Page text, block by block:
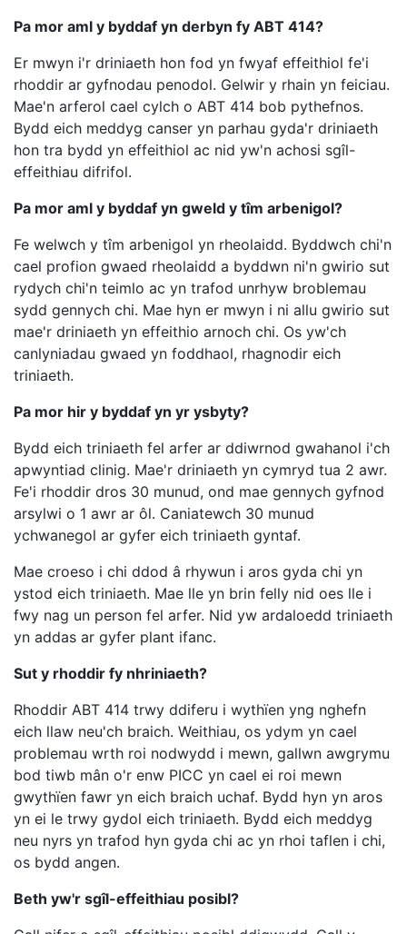
Pa mor aml y byddaf yn derbyn fy ABT 414?
Er mwyn i'r driniaeth hon fod yn fwyaf effeithiol fe'i
rhoddir ar gyfnodau penodol. Gelwir y rhain yn feiciau.
Mae'n arferol cael cylch o ABT 414 bob pythefnos.
Bydd eich meddyg canser yn parhau gyda'r driniaeth
hon tra bydd yn effeithiol ac nid yw'n achosi sgîl-
effeithiau difrifol.
Pa mor aml y byddaf yn gweld y tîm arbenigol?
Fe welwch y tîm arbenigol yn rheolaidd. Byddwch chi'n
cael profion gwaed rheolaidd a byddwn ni'n gwirio sut
rydych chi'n teimlo ac yn trafod unrhyw broblemau
sydd gennych chi. Mae hyn er mwyn i ni allu gwirio sut
mae'r driniaeth yn effeithio arnoch chi. Os yw'ch
canlyniadau gwaed yn foddhaol, rhagnodir eich
triniaeth.
Pa mor hir y byddaf yn yr ysbyty?
Bydd eich triniaeth fel arfer ar ddiwrnod gwahanol i'ch
apwyntiad clinig. Mae'r driniaeth yn cymryd tua 2 awr.
Fe'i rhoddir dros 30 munud, ond mae gennych gyfnod
arsylwi o 1 awr ar ôl. Caniatewch 30 munud
ychwanegol ar gyfer eich triniaeth gyntaf.
Mae croeso i chi ddod â rhywun i aros gyda chi yn
ystod eich triniaeth. Mae lle yn brin felly nid oes lle i
fwy nag un person fel arfer. Nid yw ardaloedd triniaeth
yn addas ar gyfer plant ifanc.
Sut y rhoddir fy nhriniaeth?
Rhoddir ABT 414 trwy ddiferu i wythïen yng nghefn
eich llaw neu'ch braich. Weithiau, os ydym yn cael
problemau wrth roi nodwydd i mewn, gallwn awgrymu
bod tiwb mân o'r enw PICC yn cael ei roi mewn
gwythïen fawr yn eich braich uchaf. Bydd hyn yn aros
yn ei le trwy gydol eich triniaeth. Bydd eich meddyg
neu nyrs yn trafod hyn gyda chi ac yn rhoi taflen i chi,
os bydd angen.
Beth yw'r sgîl-effeithiau posibl?